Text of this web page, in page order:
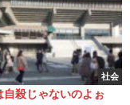
社会
自殺じゃないのよぉ